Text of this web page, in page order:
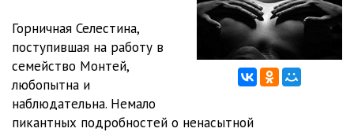
12 52:28
13
14
15
Горничная Селестина,
поступившая на работу в
семейство Монтей,
любопытна и
наблюдательна. Немало
пикантных подробностей о ненасытной